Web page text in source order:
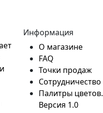
Информация
О магазине
FAQ
Точки продаж
Сотрудничество
Палитры цветов.
Версия 1.0